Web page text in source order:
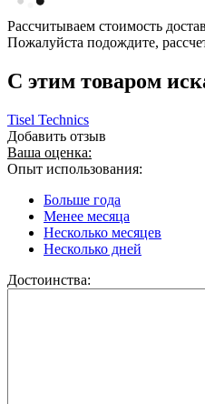
Рассчитываем стоимость
Пожалуйста подождите,
C этим товаром
Tisel Technics
Добавить отзыв
Ваша оценка:
Опыт использования:
Больше года
Менее месяца
Несколько месяцев
Несколько дней
Достоинства: